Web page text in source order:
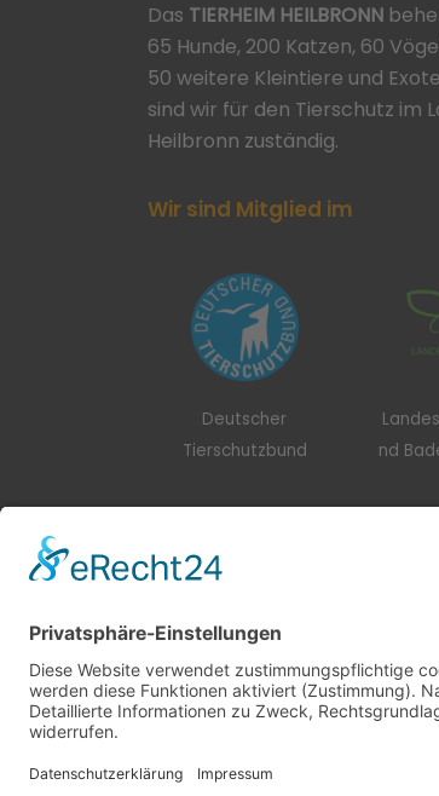
Das TIERHEIM HEILBRONN
65 Hunde, 200 Katzen, 60
50 weitere Kleintiere und
sind wir für den Tierschutz im
Heilbronn zuständig.
Wir sind Mitglied im
Deutscher
Tierschutzbund
nd